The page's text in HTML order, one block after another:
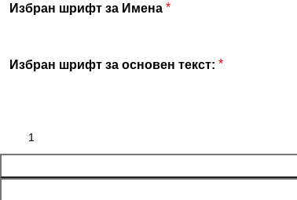
Избран шрифт за Имена *
Избран шрифт за основен текст: *